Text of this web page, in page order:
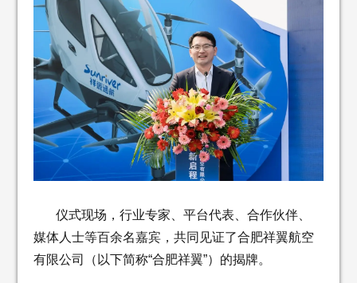
仪式现场，行业专家、平台代表、合作伙伴、
媒体人士等百余名嘉宾，共同见证了合肥祥翼航空
有限公司（以下简称“合肥祥翼”）的揭牌。